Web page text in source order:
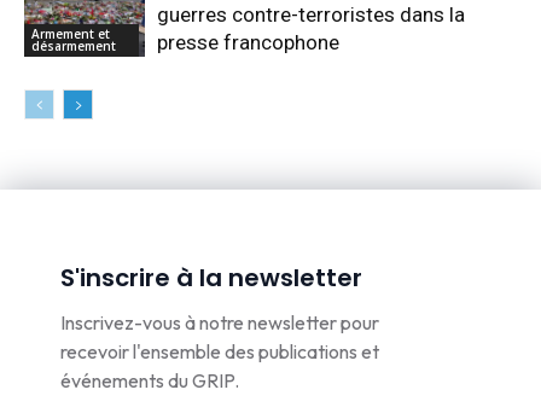
Armement et
désarmement
guerres contre-terroristes dans la
presse francophone
S'inscrire à la newsletter
Inscrivez-vous à notre newsletter pour
recevoir l'ensemble des publications et
événements du GRIP.